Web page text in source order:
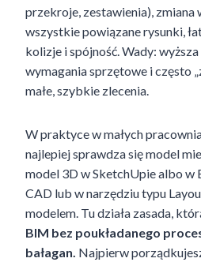
przekroje, zestawienia), zmiana
wszystkie powiązane rysunki,
kolizje i spójność. Wady:
wymagania sprzętowe i często
małe, szybkie zlecenia.
W praktyce w małych
najlepiej sprawdza się model
model 3D w SketchUpie albo w
CAD lub w narzędziu typu
modelem. Tu działa zasada,
BIM bez poukładanego
bałagan. Najpierw